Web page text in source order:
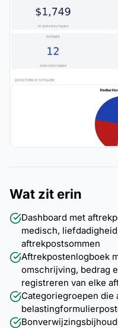
Wat zit erin
Dashboard met
medisch,
aftrekpostsommen
Aftrekpostenlogboek
omschrijving, bedrag
registreren van elke
Categoriegroepen die